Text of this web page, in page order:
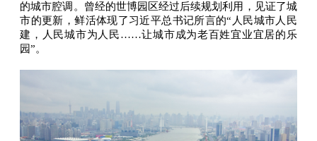
的城市腔调。曾经的世博园区经过后续规划利用，见证了城
市的更新，鲜活体现了习近平总书记所言的“人民城市人民
建，人民城市为人民……让城市成为老百姓宜业宜居的乐
园”。